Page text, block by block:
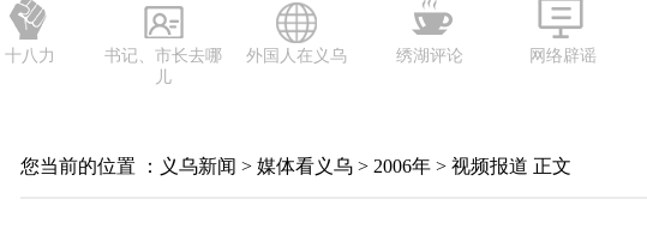
十八力
书记、市长去哪
儿
外国人在义乌 绣湖评论 网络辟谣
您当前的位置 ： 义乌新闻 > 媒体看义乌 > 2006年 > 视频报道 正文